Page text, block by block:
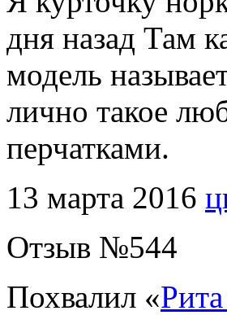
дня назад Там
модель
лично такое
перчатками.
13 марта 2016
Отзыв №544
Похвалил «